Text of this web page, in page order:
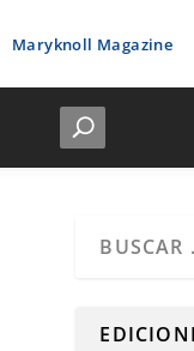
Maryknoll Magazine